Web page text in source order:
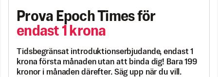
Prova Epoch Times för
endast 1 krona
Tidsbegränsat introduktionserbjudande, endast 1
krona första månaden utan att binda dig! Bara 199
kronor i månaden därefter. Säg upp när du vill.